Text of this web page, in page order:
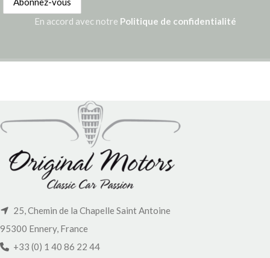
En accord avec notre Politique de confidentialité
25, Chemin de la Chapelle Saint Antoine
95300 Ennery, France
+33 (0) 1 40 86 22 44